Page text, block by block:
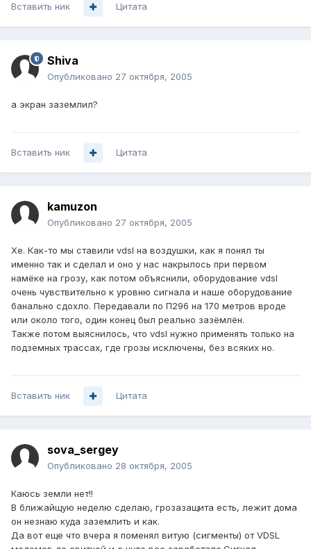
Вставить ник Цитата
Shiva
Опубликовано 27 октября, 2005
а экран заземлил?
Вставить ник Цитата
kamuzon
Опубликовано 27 октября, 2005
Хе. Как-то мы ставили vdsl на воздушки, как я понял ты
именно так и сделал и оно у нас накрылось при первом
намёке на грозу, как потом объяснили, оборудование vdsl
очень чувствительно к уровню сигнала и наше оборудование
банально сдохло. Передавали по П296 на 170 метров вроде
или около того, один конец был реально зазёмлён.
Также потом выяснилось, что vdsl нужно применять только на
подземных трассах, где грозы исключены, без всяких но.
Вставить ник Цитата
sova_sergey
Опубликовано 28 октября, 2005
Каюсь земли нет!!
В ближайщую неделю сделаю, грозазащита есть, лежит дома
он незнаю куда заземлить и как.
Да вот еще что вчера я поменял витую (сигменты) от VDSL